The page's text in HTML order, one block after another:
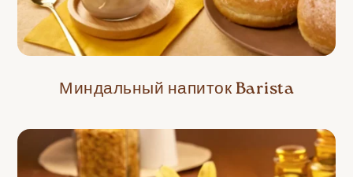
Миндальный напиток Barista